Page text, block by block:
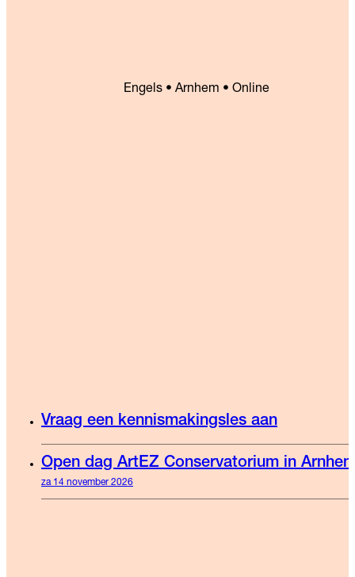
Engels • Arnhem • Online
Vraag een kennismakingsles aan
Open dag ArtEZ Conservatorium in
za 14 november 2026